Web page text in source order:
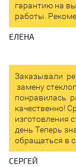
гарантию на
работы.
ЕЛЕНА
Заказывали
замену
понравилась
качественно!
изготовления
день Теперь
обращаться в
СЕРГЕЙ